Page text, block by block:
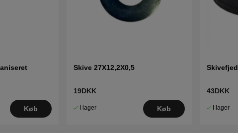
Køb
Skive 27X12,2X0,5
19DKK
I lager Køb
43DKK
I lager